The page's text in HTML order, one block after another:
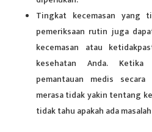
Tingkat kecemasan yang
pemeriksaan rutin juga
kecemasan atau
kesehatan Anda.
pemantauan medis
merasa tidak yakin tentang
tidak tahu apakah ada